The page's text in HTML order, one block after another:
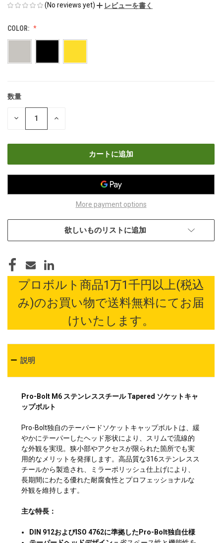
(No reviews yet) レビューを書く
COLOR:
現
数量
数
ら
数
や
More payment options
欲しいものリストに追加
プロボルト商品1万1千円以上(税込
み)のお買い物で送料無料にてお届
けいたします。
説明
Pro-Bolt M6 ステンレススチール Tapered ソケットキャ
ップボルト
Pro-Bolt独自のテーパードソケットキャップボルトは、緩
やかにテーパーしたヘッド形状により、スリムで流線的
な外観を実現。狭小部やアクセスが限られた箇所でも実
用的なメリットを発揮します。高品質な316ステンレスス
チールから製造され、ミラーポリッシュ仕上げにより、
長期間にわたる優れた耐腐食性とプロフェッショナルな
外観を維持します。
主な特長：
DIN 912およびISO 4762に準拠したPro-Bolt独自仕様